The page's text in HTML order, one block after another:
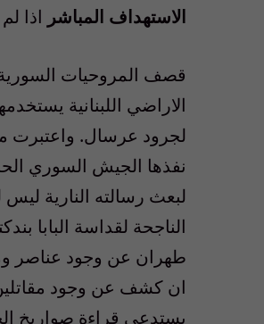
الاستهداف المباشر اذا
قصف المروحيات
الاراضي اللبنانية
لجرود عرسال. واعتبرت
نفذها الجيش السوري
لبعث رسالته النارية
الناجحة لقداسة البابا
طهران عن وجود عناصر
ان كشف عن وجود مقاتلين
يستدعي قراءة صواريخ